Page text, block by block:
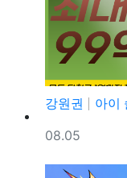
강원권
아이
등록일
08.05